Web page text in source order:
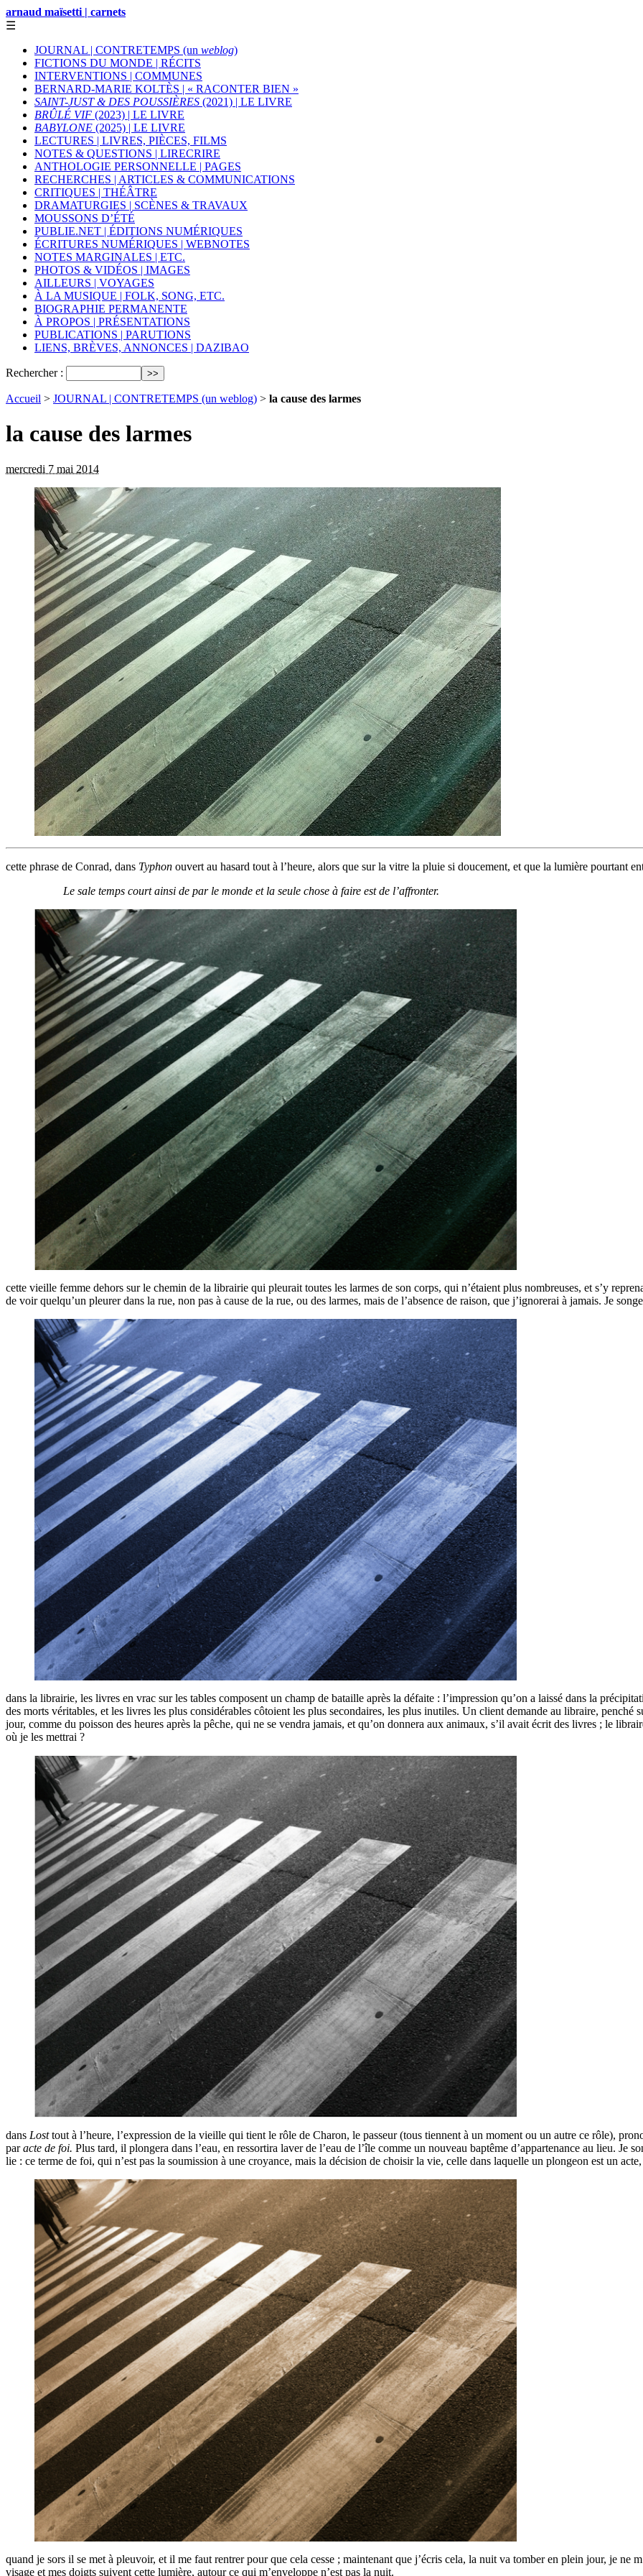
arnaud maïsetti | carnets
☰
JOURNAL | CONTRETEMPS (un weblog)
FICTIONS DU MONDE | RÉCITS
INTERVENTIONS | COMMUNES
BERNARD-MARIE KOLTÈS | « RACONTER BIEN »
SAINT-JUST & DES POUSSIÈRES (2021) | LE LIVRE
BRÛLÉ VIF (2023) | LE LIVRE
BABYLONE (2025) | LE LIVRE
LECTURES | LIVRES, PIÈCES, FILMS
NOTES & QUESTIONS | LIRECRIRE
ANTHOLOGIE PERSONNELLE | PAGES
RECHERCHES | ARTICLES & COMMUNICATIONS
CRITIQUES | THÉÂTRE
DRAMATURGIES | SCÈNES & TRAVAUX
MOUSSONS D’ÉTÉ
PUBLIE.NET | ÉDITIONS NUMÉRIQUES
ÉCRITURES NUMÉRIQUES | WEBNOTES
NOTES MARGINALES | ETC.
PHOTOS & VIDÉOS | IMAGES
AILLEURS | VOYAGES
À LA MUSIQUE | FOLK, SONG, ETC.
BIOGRAPHIE PERMANENTE
À PROPOS | PRÉSENTATIONS
PUBLICATIONS | PARUTIONS
LIENS, BRÈVES, ANNONCES | DAZIBAO
Rechercher :
Accueil > JOURNAL | CONTRETEMPS (un weblog) > la cause des larmes
la cause des larmes
mercredi 7 mai 2014
cette phrase de Conrad, dans Typhon ouvert au hasard tout à l’heure, alors que sur la vitre la pluie si doucement, et que la lumière pourtant
Le sale temps court ainsi de par le monde et la seule chose à faire est de l’affronter.
cette vieille femme dehors sur le chemin de la librairie qui pleurait toutes les larmes de son corps, qui n’étaient plus nombreuses, et s’y
de voir quelqu’un pleurer dans la rue, non pas à cause de la rue, ou des larmes, mais de l’absence de raison, que j’ignorerai à jamais. Je
dans la librairie, les livres en vrac sur les tables composent un champ de bataille après la défaite : l’impression qu’on a laissé dans la
des morts véritables, et les livres les plus considérables côtoient les plus secondaires, les plus inutiles. Un client demande au libraire, penché
jour, comme du poisson des heures après la pêche, qui ne se vendra jamais, et qu’on donnera aux animaux, s’il avait écrit des livres ; le
où je les mettrai ?
dans Losttout à l’heure, l’expression de la vieille qui tient le rôle de Charon, le passeur (tous tiennent à un moment ou un autre ce rôle),
paracte de foi. Plus tard, il plongera dans l’eau, en ressortira laver de l’eau de l’île comme un nouveau baptême d’appartenance au lieu. Je
lie : ce terme de foi, qui n’est pas la soumission à une croyance, mais la décision de choisir la vie, celle dans laquelle un plongeon est un
quand je sors il se met à pleuvoir, et il me faut rentrer pour que cela cesse ; maintenant que j’écris cela, la nuit va tomber en plein jour, je ne
visage et mes doigts suivent cette lumière, autour ce qui m’enveloppe n’est pas la nuit.